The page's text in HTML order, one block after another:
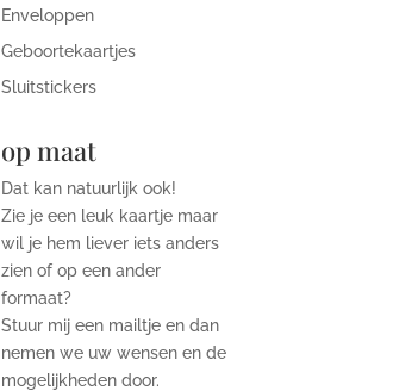
Enveloppen
Geboortekaartjes
Sluitstickers
op maat
Dat kan natuurlijk ook!
Zie je een leuk kaartje maar
wil je hem liever iets anders
zien of op een ander
formaat?
Stuur mij een mailtje en dan
nemen we uw wensen en de
mogelijkheden door.